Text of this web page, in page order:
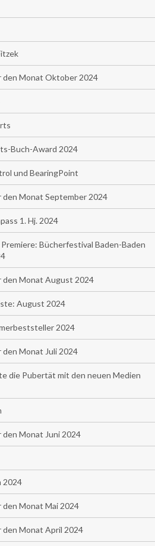
Monat Oktober 2024
Buch-Award 2024
und BearingPoint
Monat September 2024
1. Hj. 2024
Bücherfestival Baden-Baden
Monat August 2024
August 2024
2024
Monat Juli 2024
die Pubertät mit den neuen Medien
Monat Juni 2024
2024
Monat Mai 2024
Monat April 2024